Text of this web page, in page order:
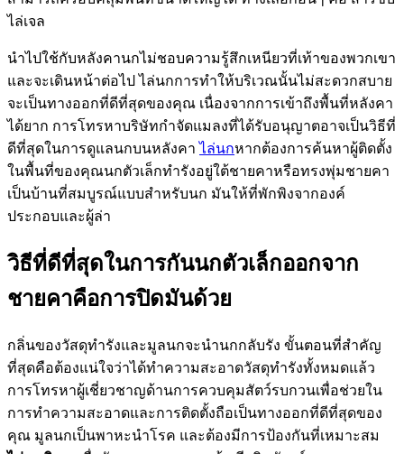
ไล่เจล
นำไปใช้กับหลังคานกไม่ชอบความรู้สึกเหนียวที่เท้าของพวกเขา
และจะเดินหน้าต่อไป ไล่นกการทำให้บริเวณนั้นไม่สะดวกสบาย
จะเป็นทางออกที่ดีที่สุดของคุณ เนื่องจากการเข้าถึงพื้นที่หลังคา
ได้ยาก การโทรหาบริษัทกำจัดแมลงที่ได้รับอนุญาตอาจเป็นวิธีที่
ดีที่สุดในการดูแลนกบนหลังคาไล่นกหากต้องการค้นหาผู้ติดตั้ง
ในพื้นที่ของคุณนกตัวเล็กทำรังอยู่ใต้ชายคาหรือทรงพุ่มชายคา
เป็นบ้านที่สมบูรณ์แบบสำหรับนก มันให้ที่พักพิงจากองค์
ประกอบและผู้ล่า
วิธีที่ดีที่สุดในการกันนกตัวเล็กออกจาก
ชายคาคือการปิดมันด้วย
กลิ่นของวัสดุทำรังและมูลนกจะนำนกกลับรัง ขั้นตอนที่สำคัญ
ที่สุดคือต้องแน่ใจว่าได้ทำความสะอาดวัสดุทำรังทั้งหมดแล้ว
การโทรหาผู้เชี่ยวชาญด้านการควบคุมสัตว์รบกวนเพื่อช่วยใน
การทำความสะอาดและการติดตั้งถือเป็นทางออกที่ดีที่สุดของ
คุณ มูลนกเป็นพาหะนำโรค และต้องมีการป้องกันที่เหมาะสม